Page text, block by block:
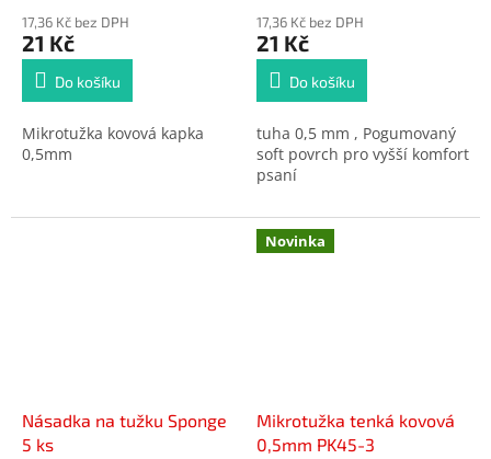
17,36 Kč bez DPH
21 Kč
Do košíku
Mikrotužka kovová kapka
0,5mm
17,36 Kč bez DPH
21 Kč
Do košíku
tuha 0,5 mm , Pogumovaný
soft povrch pro vyšší komfort
psaní
Násadka na tužku Sponge
5 ks
Novinka
Mikrotužka tenká kovová
0,5mm PK45-3